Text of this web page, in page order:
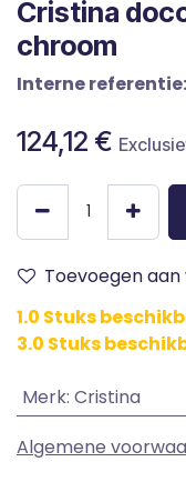
Cristina
chroom
Interne referentie:
124,12 €
Toevoegen
1.0 Stuks
3.0 Stuks
Merk: Cristina
Algemene